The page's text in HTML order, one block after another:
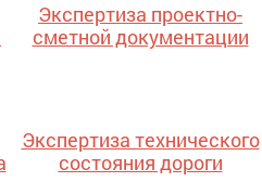
Экспертиза проектно-
сметной документации
Экспертиза технического
состояния дороги